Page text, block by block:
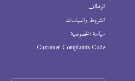
الوظائف
الشروط والسياسات
سياسة الخصوصية
Customer Complaints Code